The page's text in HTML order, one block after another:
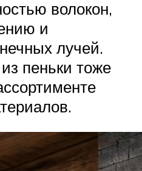
волокон,
и
лучей.
пеньки тоже